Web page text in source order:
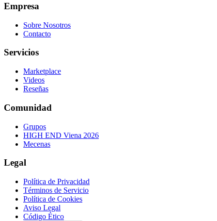
Empresa
Sobre Nosotros
Contacto
Servicios
Marketplace
Videos
Reseñas
Comunidad
Grupos
HIGH END Viena 2026
Mecenas
Legal
Política de Privacidad
Términos de Servicio
Política de Cookies
Aviso Legal
Código Ético